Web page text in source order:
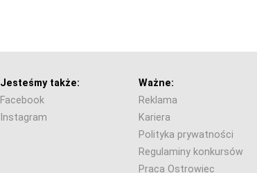
Jesteśmy także:
Facebook
Instagram
Ważne:
Reklama
Kariera
Polityka prywatności
Regulaminy konkursów
Praca Ostrowiec